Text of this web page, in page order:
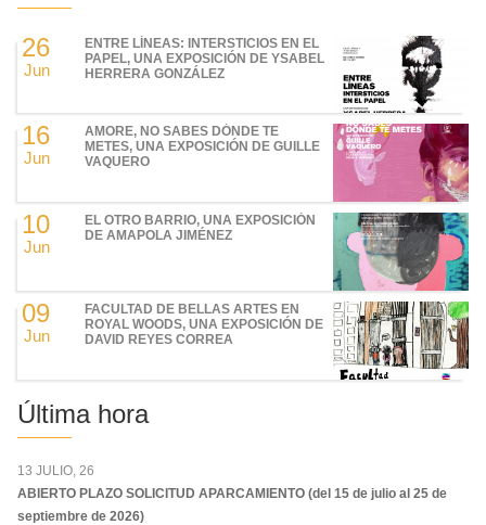
26
Jun
ENTRE LÍNEAS: INTERSTICIOS EN EL
PAPEL, UNA EXPOSICIÓN DE YSABEL
HERRERA GONZÁLEZ
16
Jun
AMORE, NO SABES DÓNDE TE
METES, UNA EXPOSICIÓN DE GUILLE
VAQUERO
10
Jun
EL OTRO BARRIO, UNA EXPOSICIÓN
DE AMAPOLA JIMÉNEZ
09
Jun
FACULTAD DE BELLAS ARTES EN
ROYAL WOODS, UNA EXPOSICIÓN DE
DAVID REYES CORREA
Última hora
13 JULIO, 26
ABIERTO PLAZO SOLICITUD APARCAMIENTO (del 15 de julio al 25 de
septiembre de 2026)